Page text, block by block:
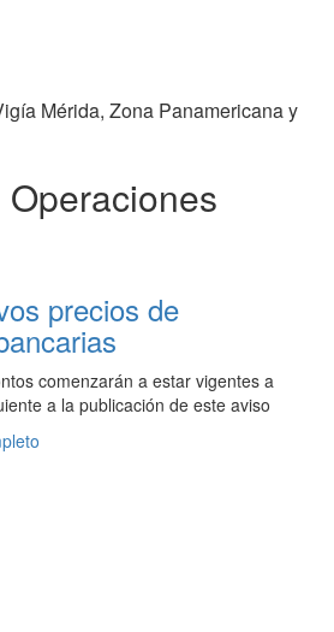
Mérida, Zona Panamericana y
precios de
comenzarán a estar vigentes a
a la publicación de este aviso